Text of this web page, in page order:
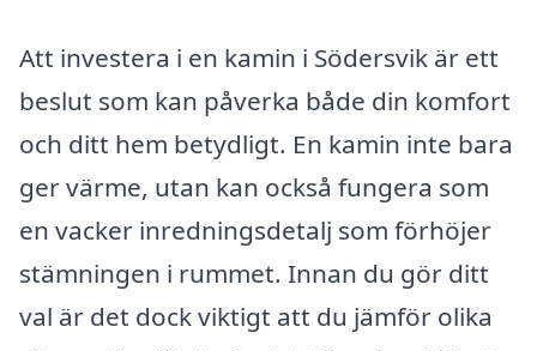
Att investera i en kamin i Södersvik är ett
beslut som kan påverka både din komfort
och ditt hem betydligt. En kamin inte bara
ger värme, utan kan också fungera som
en vacker inredningsdetalj som förhöjer
stämningen i rummet. Innan du gör ditt
val är det dock viktigt att du jämför olika